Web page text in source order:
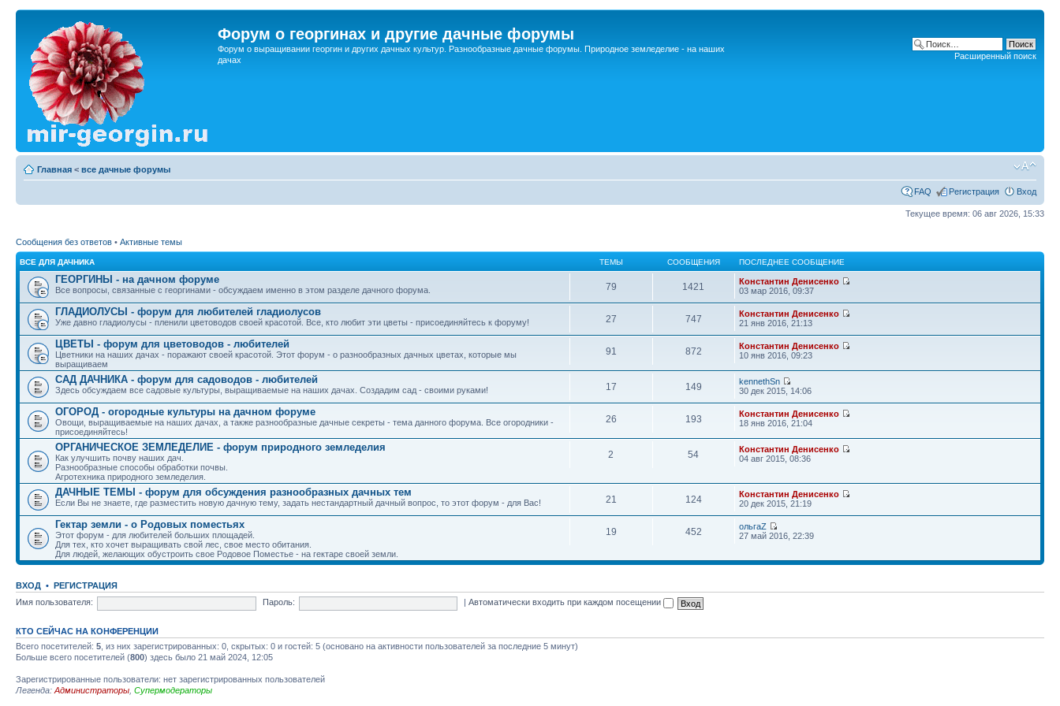
Форум о георгинах и другие дачные форумы
Форум о выращивании георгин и других дачных культур. Разнообразные дачные форумы. Природное земледелие - на наших
дачах
Расширенный поиск
Главная < все дачные форумы
FAQ Регистрация Вход
Текущее время: 06 авг 2026, 15:33
Сообщения без ответов • Активные темы
ВСЕ ДЛЯ ДАЧНИКА ТЕМЫ СООБЩЕНИЯ ПОСЛЕДНЕЕ СООБЩЕНИЕ
ГЕОРГИНЫ - на дачном форуме
Все вопросы, связанные с георгинами - обсуждаем именно в этом разделе дачного форума. 79 1421
Константин Денисенко
03 мар 2016, 09:37
ГЛАДИОЛУСЫ - форум для любителей гладиолусов
Уже давно гладиолусы - пленили цветоводов своей красотой. Все, кто любит эти цветы - присоединяйтесь к форуму! 27 747
Константин Денисенко
21 янв 2016, 21:13
ЦВЕТЫ - форум для цветоводов - любителей
Цветники на наших дачах - поражают своей красотой. Этот форум - о разнообразных дачных цветах, которые мы
выращиваем
91 872
Константин Денисенко
10 янв 2016, 09:23
САД ДАЧНИКА - форум для садоводов - любителей
Здесь обсуждаем все садовые культуры, выращиваемые на наших дачах. Создадим сад - своими руками! 17 149
kennethSn
30 дек 2015, 14:06
ОГОРОД - огородные культуры на дачном форуме
Овощи, выращиваемые на наших дачах, а также разнообразные дачные секреты - тема данного форума. Все огородники -
присоединяйтесь!
26 193
Константин Денисенко
18 янв 2016, 21:04
ОРГАНИЧЕСКОЕ ЗЕМЛЕДЕЛИЕ - форум природного земледелия
Как улучшить почву наших дач.
Разнообразные способы обработки почвы.
Агротехника природного земледелия.
2 54
Константин Денисенко
04 авг 2015, 08:36
ДАЧНЫЕ ТЕМЫ - форум для обсуждения разнообразных дачных тем
Если Вы не знаете, где разместить новую дачную тему, задать нестандартный дачный вопрос, то этот форум - для Вас! 21 124
Константин Денисенко
20 дек 2015, 21:19
Гектар земли - о Родовых поместьях
Этот форум - для любителей больших площадей.
Для тех, кто хочет выращивать свой лес, свое место обитания.
Для людей, желающих обустроить свое Родовое Поместье - на гектаре своей земли.
19 452
ольгаZ
27 май 2016, 22:39
ВХОД • РЕГИСТРАЦИЯ
Имя пользователя:
Пароль: |Автоматически входить при каждом посещении
КТО СЕЙЧАС НА КОНФЕРЕНЦИИ
Всего посетителей: 5 , из них зарегистрированных: 0, скрытых: 0 и гостей: 5 (основано на активности пользователей за последние 5 минут)
Больше всего посетителей (800) здесь было 21 май 2024, 12:05
Зарегистрированные пользователи: нет зарегистрированных пользователей
Легенда: Администраторы Супермодераторы